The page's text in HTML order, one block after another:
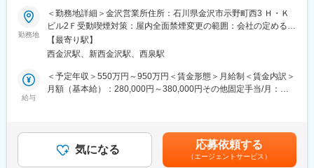
切にする社風です。
変更の範囲：会社の定める業務
環境！
＼当社の強み／
建物調査/設計/工事まで一括して担当できる。コンステックにしか
ない施工技術が多く、競合他社が少ないため、安定した経営基盤
をつくれています。
＼実績多数で難易度の高い案件も／
★官公庁や大手ゼネコンなどと取引中！地下トンネルや橋などの
建設に必要な自社コンクリート製品の提案を担当★数十億円規模
の大型案件にも関われます
＼扱う商材はシェアトップクラス／
PC（プレストレストコンクリート）構造物の建設をはじめ、コン
クリート二次製品の設計・開発・製造・補修を行う当社の営業と
してご活躍いただきます。
社等の優良企業に対し製品・技術のPRや提案をします。工事予定
現場を下見に行ったり、設計や現場監督との打合せ等もお任せし
ます。
勤務地
＜勤務地詳細＞金沢営業所住所：石川県金沢市示野町西3 Ｈ・Ｋ
ビル2Ｆ受動喫煙対策：屋内全面禁煙変更の範囲：会社の定める事
業所
【最寄り駅】
西金沢駅、新西金沢駅、西泉駅
給与
＜予定年収＞550万円～950万円＜賃金形態＞月給制＜賃金内訳＞
月額（基本給）：280,000円～380,000円その他固定手当/月：
月）昨年実績 年2回/6.5ヶ月賃金はあくまでも目安の金額であ
り、選考を通じて上下する可能性があります。月給(月額)は固定手
気になる 応募依頼する
（エージェントサービス）